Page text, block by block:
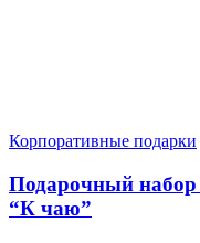
Корпоративные подарки
Подарочный набор
“К чаю”